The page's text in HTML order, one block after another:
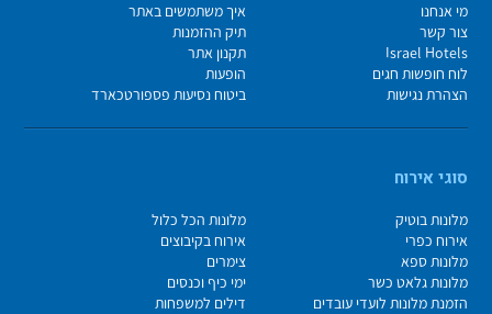
מי אנחנו
איך משתמשים באתר
צור קשר
תיק ההזמנות
Israel Hotels
תקנון אתר
לוח חופשות חגים
הופעות
הצהרת נגישות
ביטוח נסיעות פספורטכארד
סוגי אירוח
מלונות בוטיק
מלונות הכל כלול
אירוח כפרי
אירוח בקיבוצים
מלונות ספא
צימרים
מלונות גלאט כשר
ימי כיף וכנסים
הזמנת מלונות לועדי עובדים
דילים למשפחות